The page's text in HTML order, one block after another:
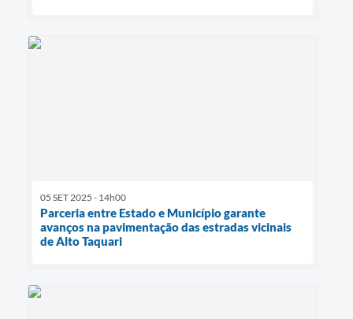
05 SET 2025 - 14h00
Parceria entre Estado e Município garante
avanços na pavimentação das estradas vicinais
de Alto Taquari